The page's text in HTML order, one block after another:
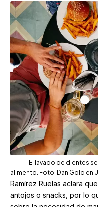
El lavado de dientes
alimento. Foto: Dan Gold en
Ramírez Ruelas aclara
antojos o snacks, por lo